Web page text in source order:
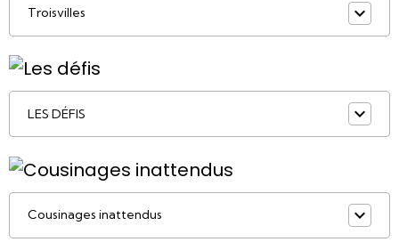
Troisvilles
LES DÉFIS
Cousinages inattendus